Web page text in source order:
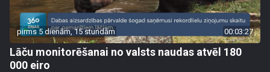
pirms 5 dienām, 15 stundām 00:03:27
Lāču monitorēšanai no valsts naudas atvēl 180
000 eiro